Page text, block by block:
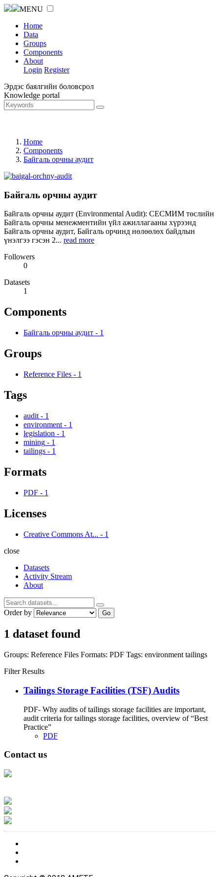
MENU
Home
Data
Groups
Components
About
Login Register
Эрдэс баялгийн боловсрол
Knowledge portal
Home
Components
Байгаль орчны аудит
Байгаль орчны аудит
Байгаль орчны аудит (Environmental Audit): СЕСМИМ төслийн
Байгаль орчны менежментийн үйл ажиллагааны хүрээнд
Байгаль орчны аудит, Байгаль орчинд нөлөөлөх байдлын
үнэлгээ гэсэн 2... read more
Followers
0
Datasets
1
Components
Байгаль орчны аудит - 1
Groups
Reference Files - 1
Tags
audit - 1
environment - 1
legislation - 1
mining - 1
tailings - 1
Formats
PDF - 1
Licenses
Creative Commons At... - 1
close
Datasets
Activity Stream
About
Order by Go
1 dataset found
Groups: Reference Files Formats: PDF Tags: environment tailings
Filter Results
Tailings Storage Facilities (TSF) Audits
PDF- Why audits of tailings storage facilities are important,
audit criteria for tailings storage facilities, overview of “Best
Practice”
PDF
Contact us